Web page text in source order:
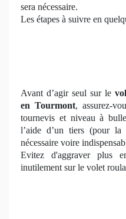
sera nécessaire.
Les étapes à suivre en
Avant d’agir seul sur le
en Tourmont, assurez-
tournevis et niveau à
l’aide d’un tiers (pour
nécessaire voire
Evitez d'aggraver plus
inutilement sur le volet